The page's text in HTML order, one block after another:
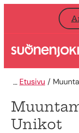
Siirry sisältöön
Etusivu
Etusivu
Unikot